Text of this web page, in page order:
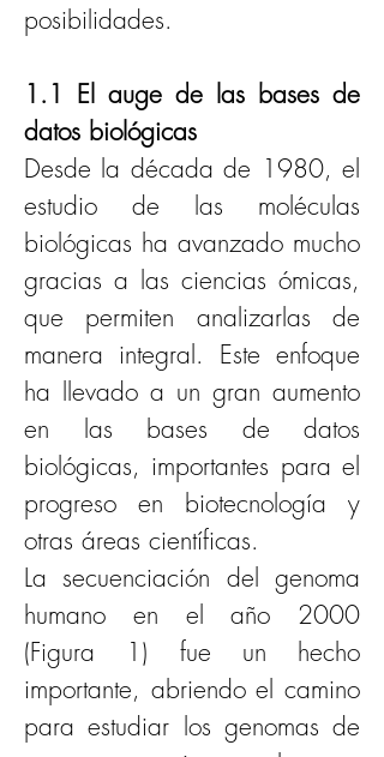
posibilidades.
1.1 El auge de las bases de
datos biológicas
Desde la década de 1980, el
estudio de las moléculas
biológicas ha avanzado mucho
gracias a las ciencias ómicas,
que permiten analizarlas de
manera integral. Este enfoque
ha llevado a un gran aumento
en las bases de datos
biológicas, importantes para el
progreso en biotecnología y
otras áreas científicas.
La secuenciación del genoma
humano en el año 2000
(Figura 1) fue un hecho
importante, abriendo el camino
para estudiar los genomas de